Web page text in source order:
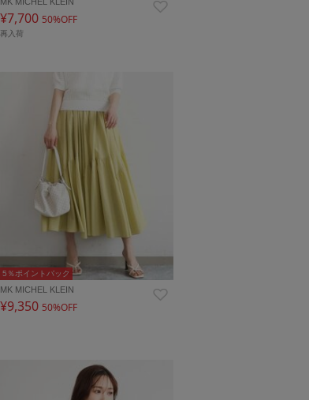
¥7,700 50%OFF
再入荷
5％ポイントバック
MK MICHEL KLEIN
¥9,350 50%OFF